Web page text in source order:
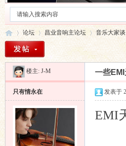
»
论坛
›
昌业音响主论坛 音乐大家谈
楼主: J-M 一些
只有情永在 发表于
EMI